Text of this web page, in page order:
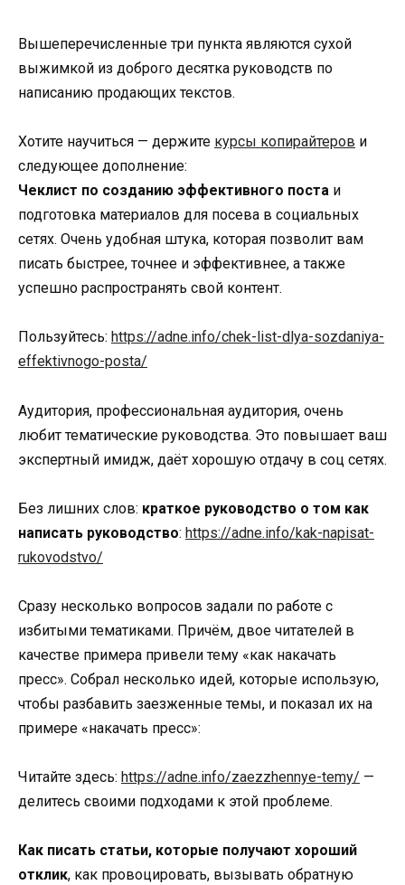
Вышеперечисленные три пункта являются сухой
выжимкой из доброго десятка руководств по
написанию продающих текстов.
Хотите научиться — держите курсы копирайтеров и
следующее дополнение:
Чеклист по созданию эффективного поста и
подготовка материалов для посева в социальных
сетях. Очень удобная штука, которая позволит вам
писать быстрее, точнее и эффективнее, а также
успешно распространять свой контент.
Пользуйтесь: https://adne.info/chek-list-dlya-sozdaniya-
effektivnogo-posta/
Аудитория, профессиональная аудитория, очень
любит тематические руководства. Это повышает ваш
экспертный имидж, даёт хорошую отдачу в соц сетях.
Без лишних слов: краткое руководство о том как
написать руководство: https://adne.info/kak-napisat-
rukovodstvo/
Сразу несколько вопросов задали по работе с
избитыми тематиками. Причём, двое читателей в
качестве примера привели тему «как накачать
пресс». Собрал несколько идей, которые использую,
чтобы разбавить заезженные темы, и показал их на
примере «накачать пресс»:
Читайте здесь: https://adne.info/zaezzhennye-temy/ —
делитесь своими подходами к этой проблеме.
Как писать статьи, которые получают хороший
отклик, как провоцировать, вызывать обратную